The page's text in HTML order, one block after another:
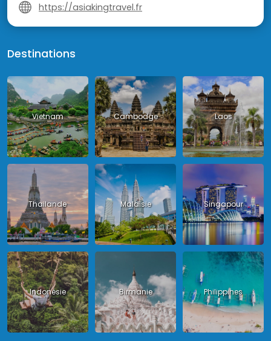
https://asiakingtravel.fr
Destinations
Vietnam Cambodge Laos
Thailande Malaisie Singapour
Indonésie Birmanie Philippines